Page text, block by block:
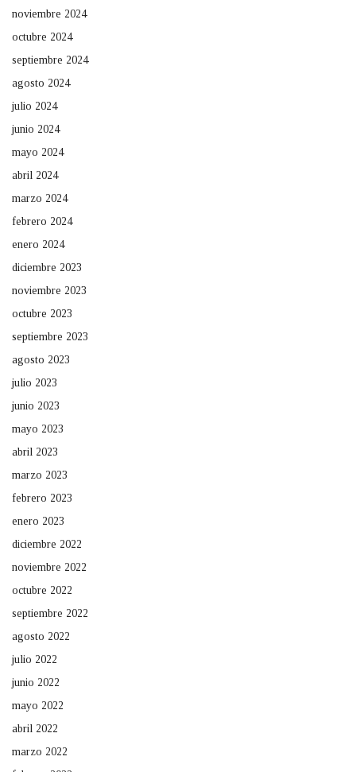
noviembre 2024
octubre 2024
septiembre 2024
agosto 2024
julio 2024
junio 2024
mayo 2024
abril 2024
marzo 2024
febrero 2024
enero 2024
diciembre 2023
noviembre 2023
octubre 2023
septiembre 2023
agosto 2023
julio 2023
junio 2023
mayo 2023
abril 2023
marzo 2023
febrero 2023
enero 2023
diciembre 2022
noviembre 2022
octubre 2022
septiembre 2022
agosto 2022
julio 2022
junio 2022
mayo 2022
abril 2022
marzo 2022